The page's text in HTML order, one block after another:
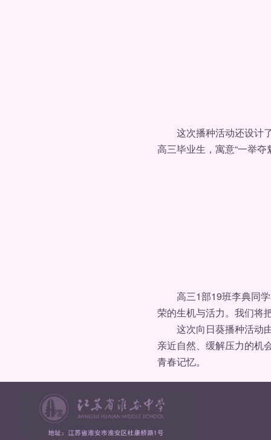
这次播种活动还设计了
高三毕业生，寓意“一举夺
高三1部19班李典同学
荣的生机与活力。我们将
这次向日葵播种活动由
亲近自然、缓解压力的机
青春记忆。